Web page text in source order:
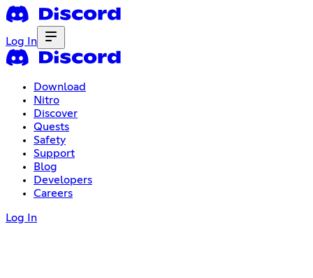
Log In
Download
Nitro
Discover
Quests
Safety
Support
Blog
Developers
Careers
Log In